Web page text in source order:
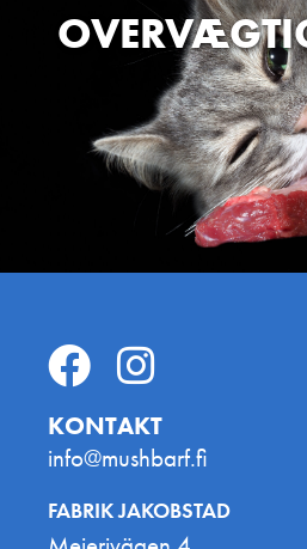
KONTAKT
info@mushbarf.fi
FABRIK JAKOBSTAD